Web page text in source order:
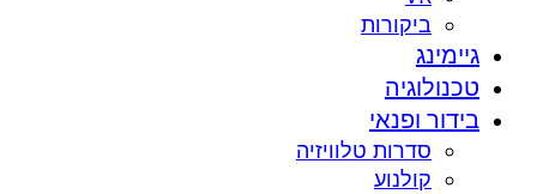
ביקורות
גיימינג
טכנולוגיה
בידור ופנאי
סדרות טלוויזיה
קולנוע